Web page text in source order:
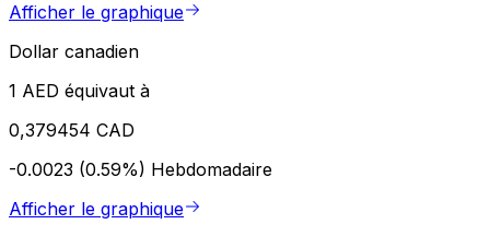
Afficher le graphique
Dollar canadien
1 AED équivaut à
0,379454 CAD
-0.0023 (0.59%) Hebdomadaire
Afficher le graphique